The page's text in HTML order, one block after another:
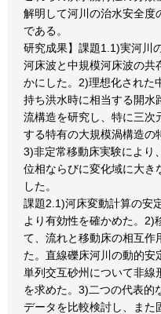
解明して河川の治水安全度
である。
研究成果】課題1.1)実河川
河床波と中規模河床波の共
かにした。2)理想化された
持ち洪水時に相当する開水
流構造を研究し、特に三次
する特有の大規模渦構造の
3)非定常移動床実験により
位相ならびに変化域に大き
した。
課題2.1)河床変動計算の安
より有効性を確かめた。2)
て、流れと移動床の相互作
た。直線礫床河川の動的安
単列交互砂州について非線
を求めた。3)二つの代表的
データを比較検討し、また